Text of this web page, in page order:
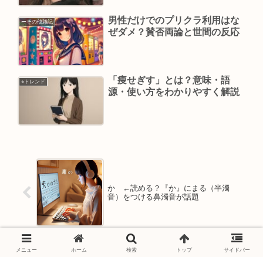
ーその他雑記
男性だけでのプリクラ利用はな
ぜダメ？賛否両論と世間の反応
⭐︎トレンド
「痩せぎす」とは？意味・語
源・使い方をわかりやすく解説
か゚←読める？『か』にまる（半濁
音）をつける鼻濁音が話題
白宮みずほのwikiプロフィール！坂本瑞
メニュー ホーム 検索 トップ サイドバー